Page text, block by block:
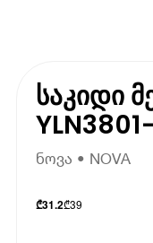
საკიდი
ნოვა • NOVA
₾31.2₾39